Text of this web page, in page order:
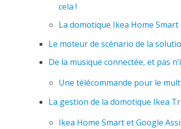
cela !
La domotique Ikea Home Smart
Le moteur de scénario de la
De la musique connectée, et pas
Une télécommande pour le
La gestion de la domotique Ikea
Ikea Home Smart et Google